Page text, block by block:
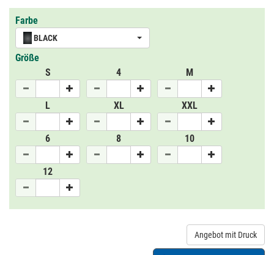
Farbe
BLACK
Größe
S
4 M
L XL XXL
6 8 10
12
Angebot mit Druck